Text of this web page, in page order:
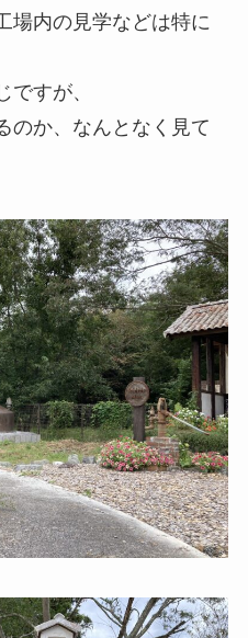
場内の見学などは特に
すが、
のか、なんとなく見て